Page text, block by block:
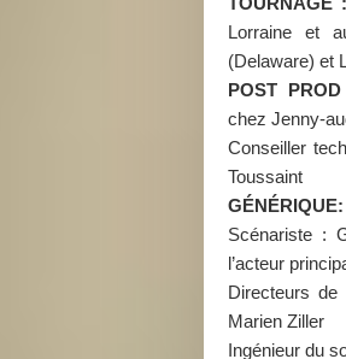
Lorraine et
(Delaware) et
POST
chez Jenny-
Conseiller
Toussaint
GÉNÉRIQUE:
Scénariste :
l’acteur
Directeurs
Marien Ziller
Ingénieur du